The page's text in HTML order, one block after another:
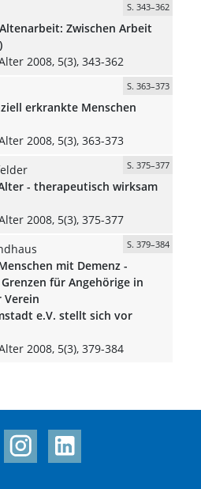
S. 343–362
Zwischen Arbeit
2008, 5(3), 343-362
S. 363–373
erkrankte Menschen
2008, 5(3), 363-373
S. 375–377
- therapeutisch wirksam
2008, 5(3), 375-377
S. 379–384
mit Demenz -
für Angehörige in
Verein
e.V. stellt sich vor
2008, 5(3), 379-384